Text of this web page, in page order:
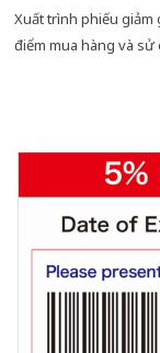
Xuất trình phiếu giảm
điểm mua hàng và sử